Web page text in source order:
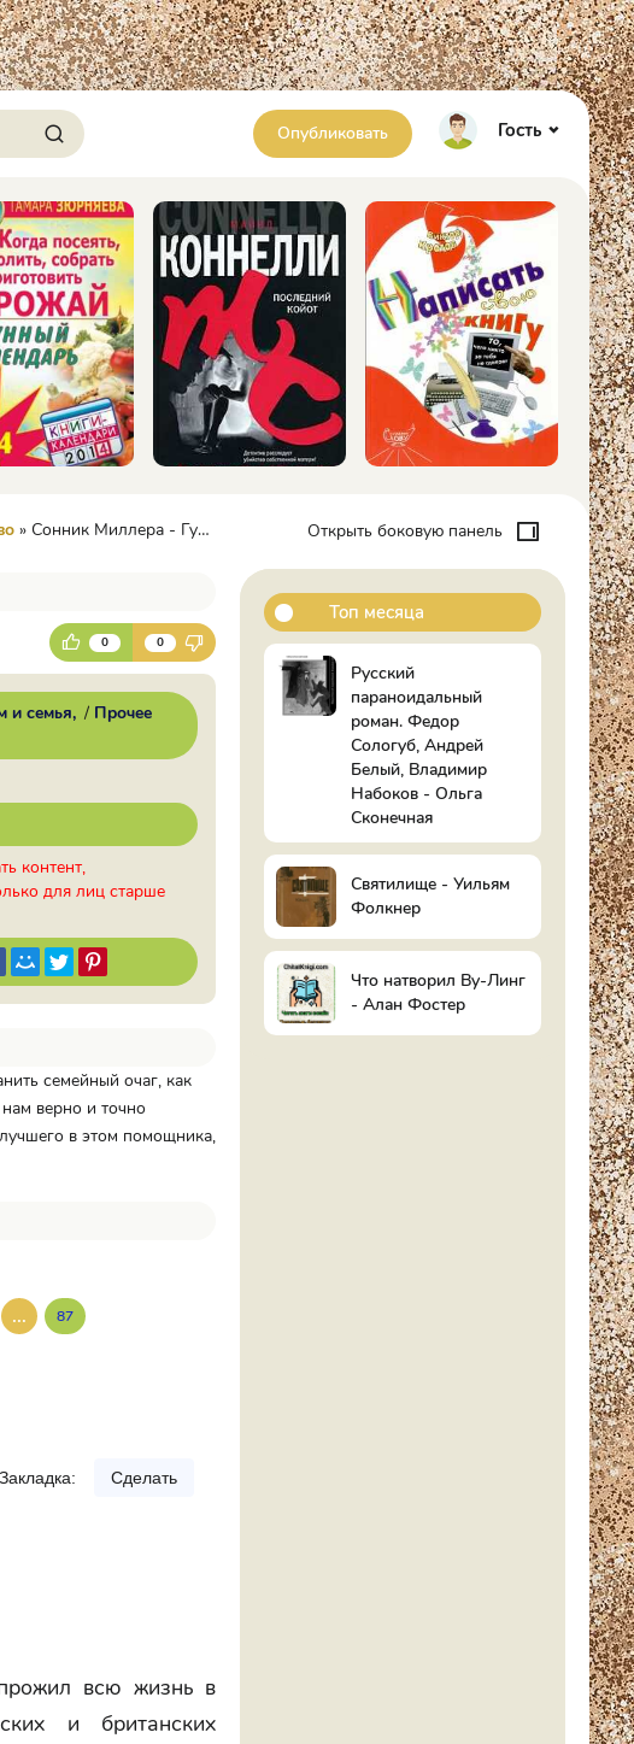
Опубликовать Гость
» Сонник Миллера - Густавус Миллер
0 0
и семья / Прочее
контент,
для лиц старше
семейный очаг, как
верно и точно
в этом помощника,
... 87
Закладка: Сделать
всю жизнь в
и британских
Открыть боковую панель
Топ месяца
Русский
параноидальный
роман. Федор
Сологуб, Андрей
Белый, Владимир
Набоков - Ольга
Сконечная
Святилище - Уильям
Фолкнер
Что натворил Ву-Линг
- Алан Фостер